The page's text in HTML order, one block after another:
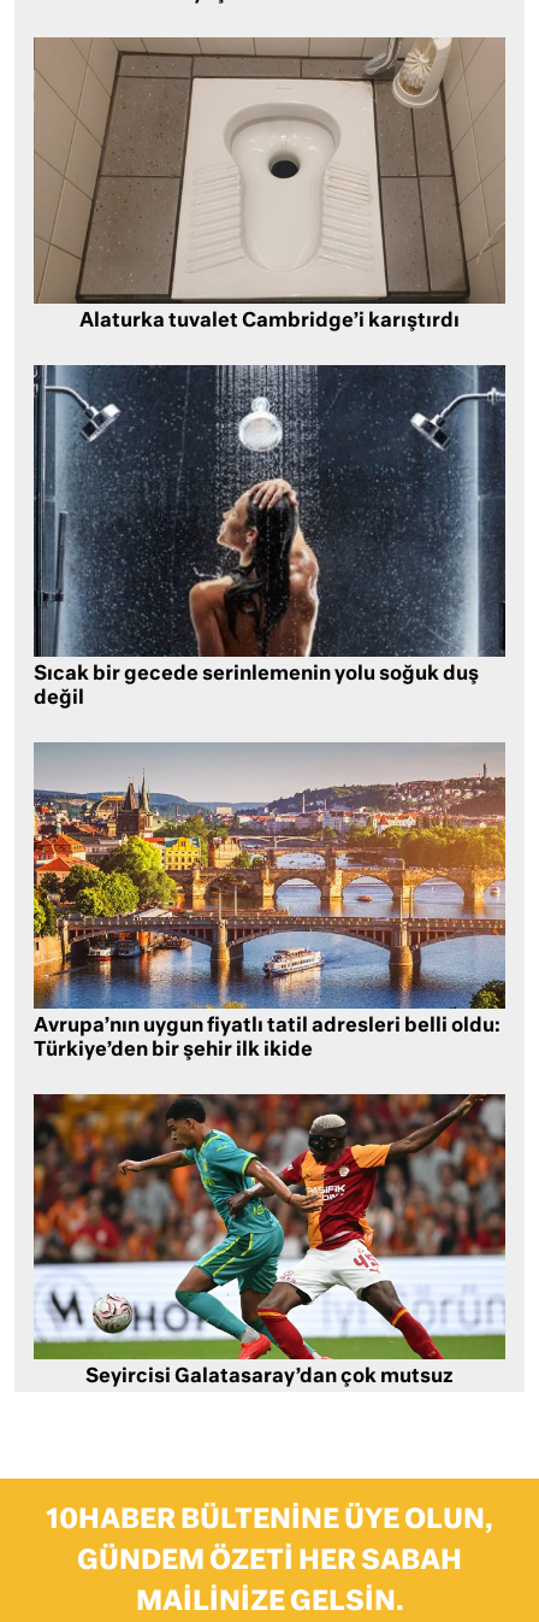
Alaturka tuvalet Cambridge’i karıştırdı
Sıcak bir gecede serinlemenin yolu soğuk duş
değil
Avrupa’nın uygun fiyatlı tatil adresleri belli oldu:
Türkiye’den bir şehir ilk ikide
Seyircisi Galatasaray’dan çok mutsuz
10HABER BÜLTENINE ÜYE OLUN,
GÜNDEM ÖZETI HER SABAH
MAILINIZE GELSIN.